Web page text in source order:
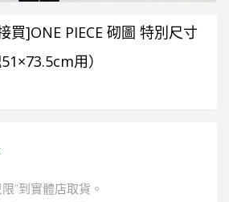
買]ONE PIECE 砌圖 特別尺寸
用）
”到實體店取貨。